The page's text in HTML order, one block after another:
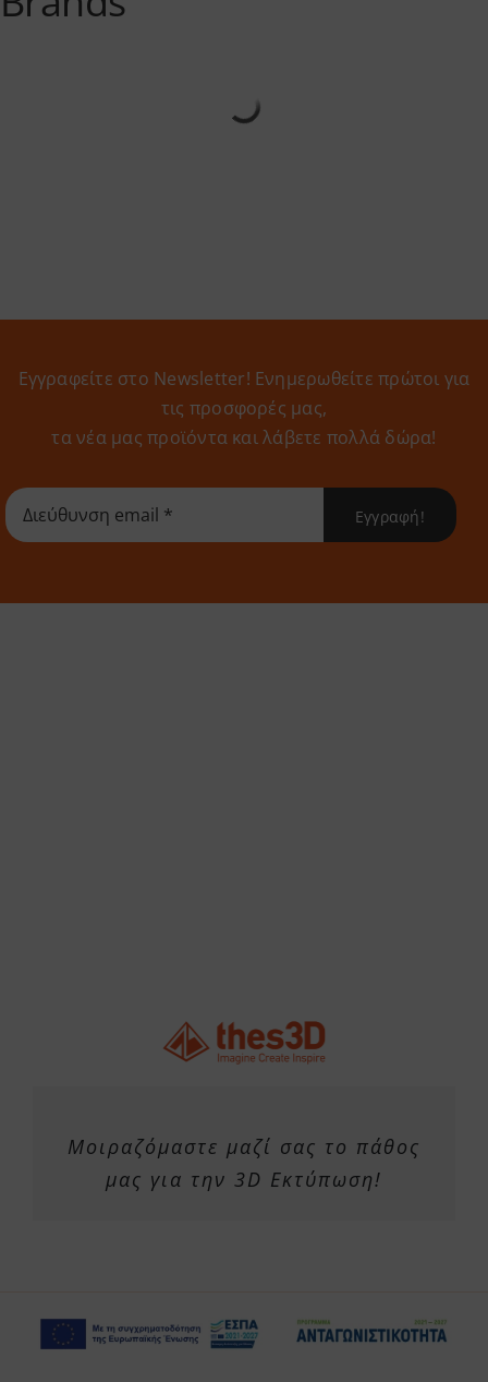
Εγγραφείτε στο Newsletter! Eνημερωθείτε πρώτοι για
τις προσφορές μας,
τα νέα μας προϊόντα και λάβετε πολλά δώρα!
Εγγραφή!
Μοιραζόμαστε μαζί σας το πάθος
μας για την 3D Εκτύπωση!